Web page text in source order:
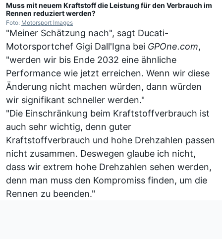
Muss mit neuem Kraftstoff die Leistung für den Verbrauch im
Rennen reduziert werden?
Foto: Motorsport Images
"Meiner Schätzung nach", sagt Ducati-
Motorsportchef Gigi Dall'Igna bei GPOne.com,
"werden wir bis Ende 2032 eine ähnliche
Performance wie jetzt erreichen. Wenn wir diese
Änderung nicht machen würden, dann würden
wir signifikant schneller werden."
"Die Einschränkung beim Kraftstoffverbrauch ist
auch sehr wichtig, denn guter
Kraftstoffverbrauch und hohe Drehzahlen passen
nicht zusammen. Deswegen glaube ich nicht,
dass wir extrem hohe Drehzahlen sehen werden,
denn man muss den Kompromiss finden, um die
Rennen zu beenden."